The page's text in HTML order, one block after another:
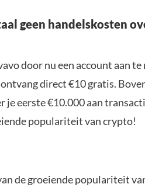
geen handelskosten
door nu een account aan te
direct €10 gratis.
je eerste €10.000 aan
populariteit van crypto!
de groeiende populariteit